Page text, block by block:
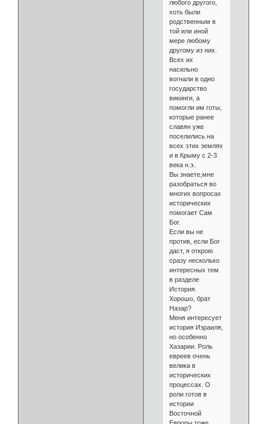
любого другого,
хоть были
родственным в
той или иной
мере любому
другому из них.
Всех их
насильно
вогнали в одно
государство
викинги, а
помогли им готы,
которые ранее
славян уже
поселились на
всех этих землях
и в Крыму с 2-3
века н.э.
Вы знаете,мне
разобраться во
многих вопросах
исторических
помогает Сам
Бог.
Если вы не
против, если Бог
даст, я открою
сразу несколько
интересных тем
в разделе
История.
Хорошо, брат
Назар?
Меня интересует
история Израиля,
но особенно
Хазарии. Роль
евреев очень
велика в
исторических
процессах. О
роли готов в
истории
Восточной